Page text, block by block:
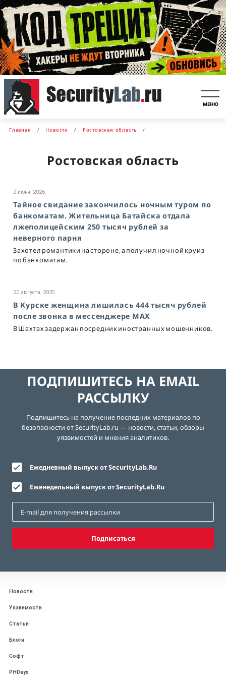
МЕНЮ
Главная Новости Ростовская область
Ростовская область
2 июня, 2026
Тайное свидание закончилось ночным туром по
банкоматам. Жительница Батайска отдала
лжеполицейским 250 тысяч рублей за
неверного парня
Захотел романтики на стороне, а получил ночной круиз
по банкоматам.
20 августа, 2025
В Курске женщина лишилась 444 тысяч рублей
после звонка в мессенджере MAX
В Шахтах задержан посредник иностранных мошенников.
ПОДПИШИТЕСЬ НА EMAIL
РАССЫЛКУ
Подпишитесь на получение последних материалов по
безопасности от SecurityLab.ru — новости, статьи, обзоры
уязвимостей и мнения аналитиков.
Ежедневный выпуск от SecurityLab.Ru
Еженедельный выпуск от SecurityLab.Ru
Подписаться
Новости
Уязвимости
Статьи
Блоги
Софт
PHDays